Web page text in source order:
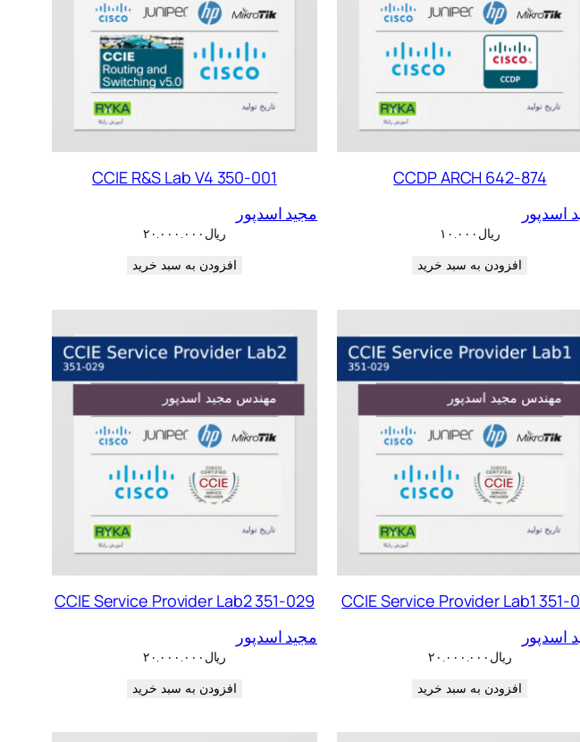
CCDP ARCH 642-874
اسدپور
ریال ۱۰.۰۰۰
افزودن به سبد خرید
CCIE R&S Lab V4 350-001
مجید اسدپور
ریال ۲۰.۰۰۰.۰۰۰
افزودن به سبد خرید
CCIE Service Provider Lab1 351-
اسدپور
ریال ۲۰.۰۰۰.۰۰۰
افزودن به سبد خرید
CCIE Service Provider Lab2 351-029
مجید اسدپور
ریال ۲۰.۰۰۰.۰۰۰
افزودن به سبد خرید